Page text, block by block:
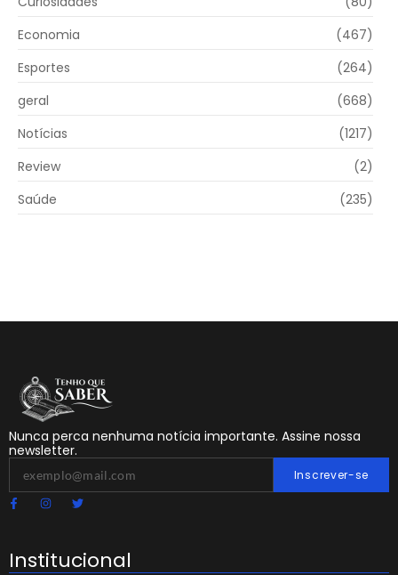
Economia
(467)
Esportes
(264)
geral
(668)
Notícias
(1217)
Review
(2)
Saúde
(235)
Nunca perca nenhuma notícia importante. Assine nossa
newsletter.
Inscrever-se
Institucional